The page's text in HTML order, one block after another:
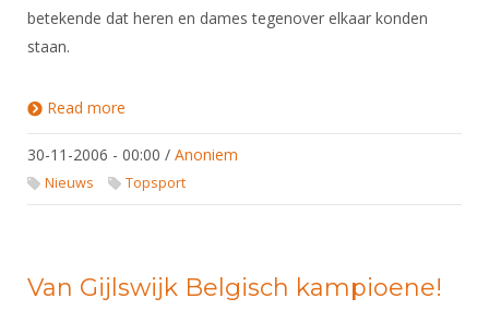
betekende dat heren en dames tegenover elkaar konden
staan.
Read more
30-11-2006 - 00:00 / Anoniem
Nieuws Topsport
Van Gijlswijk Belgisch kampioene!